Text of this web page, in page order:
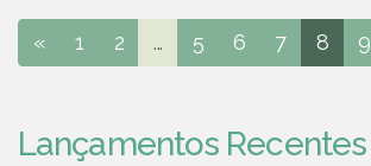
« 1 2 ... 5 6 7 8 9
Lançamentos Recentes